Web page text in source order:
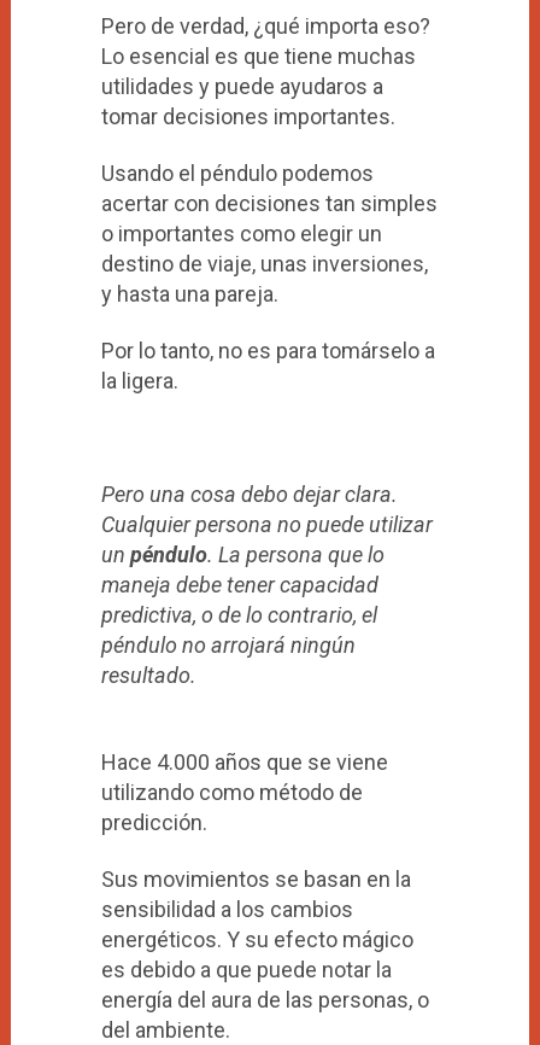
Pero de verdad, ¿qué importa eso?
Lo esencial es que tiene muchas
utilidades y puede ayudaros a
tomar decisiones importantes.
Usando el péndulo podemos
acertar con decisiones tan simples
o importantes como elegir un
destino de viaje, unas inversiones,
y hasta una pareja.
Por lo tanto, no es para tomárselo a
la ligera.
Pero una cosa debo dejar clara.
Cualquier persona no puede utilizar
un péndulo. La persona que lo
maneja debe tener capacidad
predictiva, o de lo contrario, el
péndulo no arrojará ningún
resultado.
Hace 4.000 años que se viene
utilizando como método de
predicción.
Sus movimientos se basan en la
sensibilidad a los cambios
energéticos. Y su efecto mágico
es debido a que puede notar la
energía del aura de las personas, o
del ambiente.